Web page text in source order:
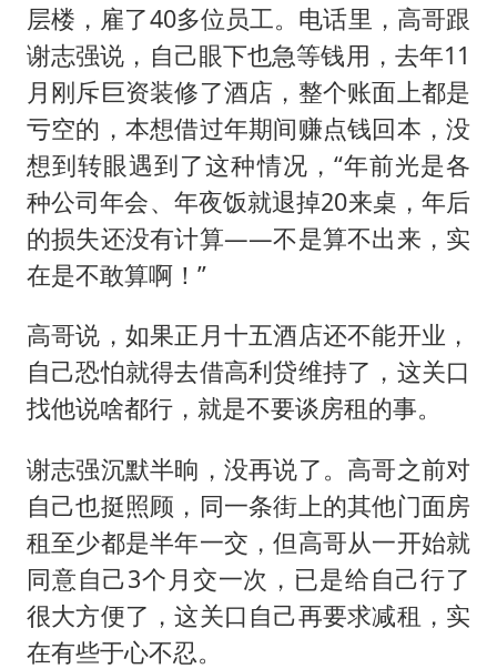
层楼，雇了40多位员工。电话里，高哥跟
谢志强说，自己眼下也急等钱用，去年11
月刚斥巨资装修了酒店，整个账面上都是
亏空的，本想借过年期间赚点钱回本，没
想到转眼遇到了这种情况，“年前光是各
种公司年会、年夜饭就退掉20来桌，年后
的损失还没有计算——不是算不出来，实
在是不敢算啊！”
高哥说，如果正月十五酒店还不能开业，
自己恐怕就得去借高利贷维持了，这关口
找他说啥都行，就是不要谈房租的事。
谢志强沉默半晌，没再说了。高哥之前对
自己也挺照顾，同一条街上的其他门面房
租至少都是半年一交，但高哥从一开始就
同意自己3个月交一次，已是给自己行了
很大方便了，这关口自己再要求减租，实
在有些于心不忍。